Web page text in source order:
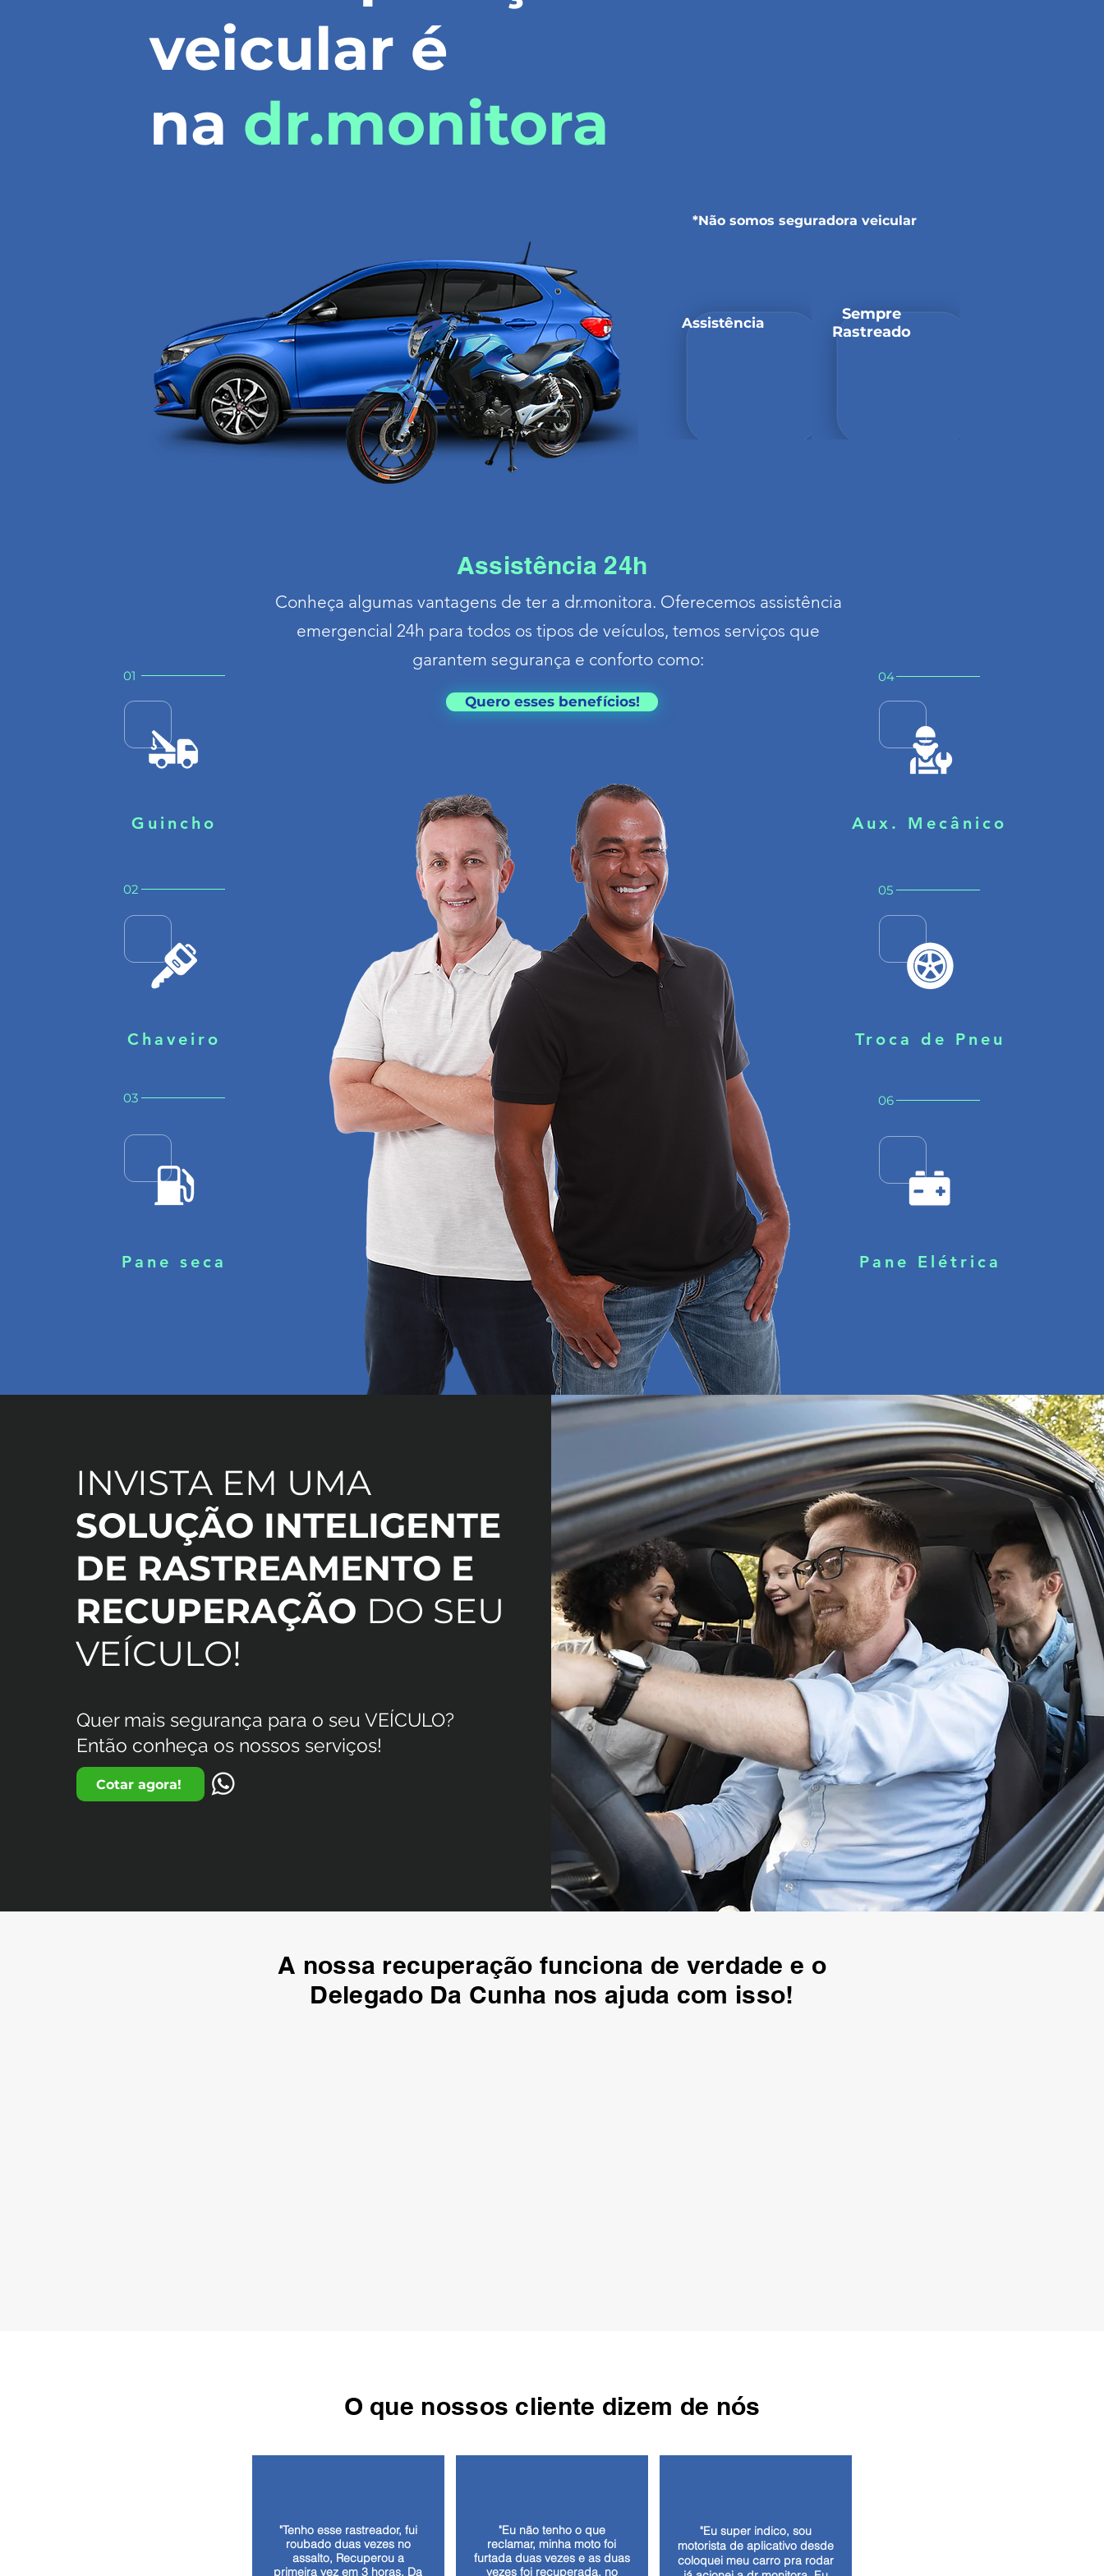
veicular é
na dr.monitora
*Não somos seguradora veicular
Assistência
Sempre
Rastreado
Assistência 24h
01
Guincho
02
Chaveiro
03
Pane seca
​Conheça algumas vantagens de ter a dr.monitora. Oferecemos assistência
emergencial 24h para todos os tipos de veículos, temos serviços que
garantem segurança e conforto como:
Quero esses benefícios!
04
Aux. Mecânico
05
Troca de Pneu
06
Pane Elétrica
INVISTA EM UMA
SOLUÇÃO INTELIGENTE
DE RASTREAMENTO E
RECUPERAÇÃO DO SEU
VEÍCULO!
Quer mais segurança para o seu VEÍCULO?
Então conheça os nossos serviços!
Cotar agora!
A nossa recuperação funciona de verdade e o
Delegado Da Cunha nos ajuda com isso!
O que nossos cliente dizem de nós
"Tenho esse rastreador, fui
roubado duas vezes no
assalto, Recuperou a
primeira vez em 3 horas. Da
"Eu não tenho o que
reclamar, minha moto foi
furtada duas vezes e as duas
vezes foi recuperada, no
"Eu super indico, sou
motorista de aplicativo desde
coloquei meu carro pra rodar